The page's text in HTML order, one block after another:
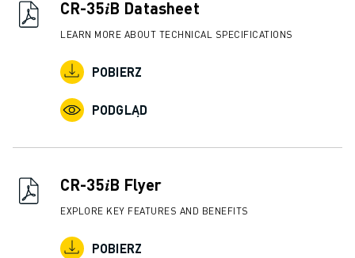
WYDARZENIA EDUKACYJNE
O FIRMIE FANUC
FANUC W EUROPIE
NASZE LOKALIZACJE
ZRÓWNOWAŻONY ROZWÓJ
DOŁĄCZ DO NAS » KARIERA
KONTAKT
LOKALIZACJE
CR-35𝑖B Datasheet
LEARN MORE ABOUT TECHNICAL SPECIFICATIONS
POBIERZ
PODGLĄD
CR-35𝑖B Flyer
EXPLORE KEY FEATURES AND BENEFITS
POBIERZ